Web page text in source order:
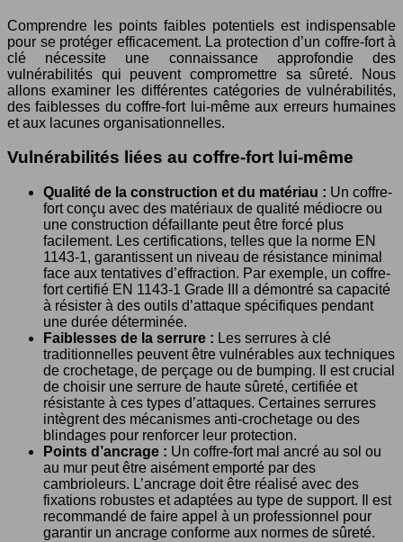
Comprendre les points faibles potentiels est indispensable
pour se protéger efficacement. La protection d’un coffre-fort à
clé nécessite une connaissance approfondie des
vulnérabilités qui peuvent compromettre sa sûreté. Nous
allons examiner les différentes catégories de vulnérabilités,
des faiblesses du coffre-fort lui-même aux erreurs humaines
et aux lacunes organisationnelles.
Vulnérabilités liées au coffre-fort lui-même
Qualité de la construction et du matériau : Un coffre-
fort conçu avec des matériaux de qualité médiocre ou
une construction défaillante peut être forcé plus
facilement. Les certifications, telles que la norme EN
1143-1, garantissent un niveau de résistance minimal
face aux tentatives d’effraction. Par exemple, un coffre-
fort certifié EN 1143-1 Grade III a démontré sa capacité
à résister à des outils d’attaque spécifiques pendant
une durée déterminée.
Faiblesses de la serrure : Les serrures à clé
traditionnelles peuvent être vulnérables aux techniques
de crochetage, de perçage ou de bumping. Il est crucial
de choisir une serrure de haute sûreté, certifiée et
résistante à ces types d’attaques. Certaines serrures
intègrent des mécanismes anti-crochetage ou des
blindages pour renforcer leur protection.
Points d’ancrage : Un coffre-fort mal ancré au sol ou
au mur peut être aisément emporté par des
cambrioleurs. L’ancrage doit être réalisé avec des
fixations robustes et adaptées au type de support. Il est
recommandé de faire appel à un professionnel pour
garantir un ancrage conforme aux normes de sûreté.